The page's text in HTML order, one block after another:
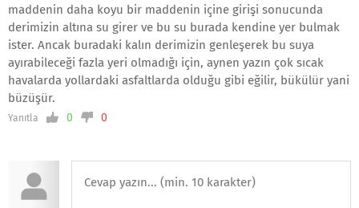
maddenin daha koyu bir maddenin içine girişi sonucunda
derimizin altına su girer ve bu su burada kendine yer bulmak
ister. Ancak buradaki kalın derimizin genleşerek bu suya
ayırabileceği fazla yeri olmadığı için, aynen yazın çok sıcak
havalarda yollardaki asfaltlarda olduğu gibi eğilir, bükülür yani
büzüşür.
Yanıtla 0 0